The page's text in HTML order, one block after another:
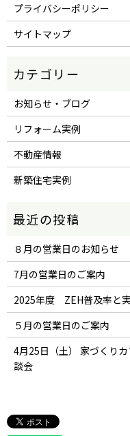
プライバシーポリシー
サイトマップ
お知らせ・ブログ
リフォーム実例
不動産情報
新築住宅実例
８月の営業日のお知らせ
7月の営業日のご案内
2025年度 ZEH普及率と
５月の営業日のご案内
4月25日（土） 家づくり
談会